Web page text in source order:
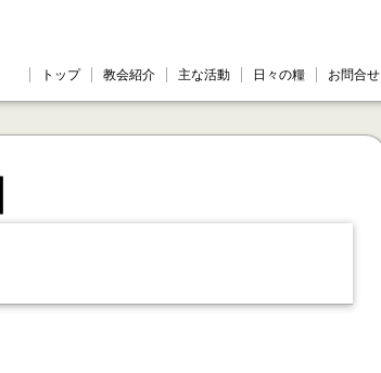
トップ 教会紹介 主な活動 日々の糧 お問合せ